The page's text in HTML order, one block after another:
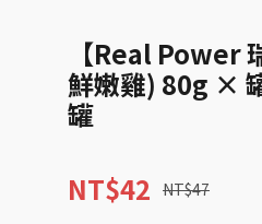
【Real Power
鮮嫩雞) 80g ×
罐
NT$42 NT$47